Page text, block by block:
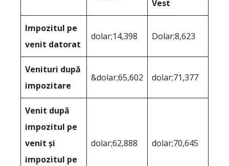
Vest
Impozitul pe
venit datorat
dolar;14,398 Dolar;8,623
Venituri după
impozitare
&dolar;65,602 dolar;71,377
Venit după
impozitul pe
venit și
impozitul pe
dolar;62,888 dolar;70,645